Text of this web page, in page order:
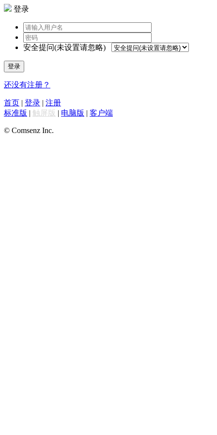
登录
安全提问(未设置请忽略)
登录
还没有注册？
首页 | 登录 | 注册
标准版 | 触屏版 | 电脑版 | 客户端
© Comsenz Inc.